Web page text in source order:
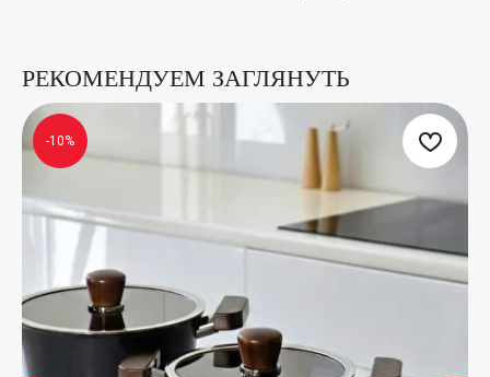
РЕКОМЕНДУЕМ ЗАГЛЯНУТЬ
-10%